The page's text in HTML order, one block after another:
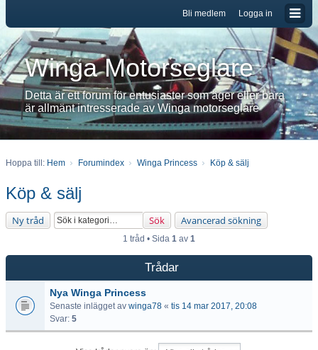
Logga in
Bli medlem
Winga Motorseglare
Detta är ett forum för entusiaster som äger eller bara
är allmänt intresserade av Winga motorseglare
Hoppa till: Hem Forumindex Winga Princess Köp & sälj
Köp & sälj
Ny tråd Sök Avancerad sökning
1 tråd • Sida 1 av 1
Trådar
Nya Winga Princess
Senaste inlägget av winga78 « tis 14 mar 2017, 20:08
Svar: 5